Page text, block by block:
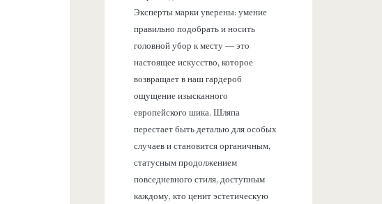
Эксперты марки уверены: умение
правильно подобрать и носить
головной убор к месту — это
настоящее искусство, которое
возвращает в наш гардероб
ощущение изысканного
европейского шика. Шляпа
перестает быть деталью для особых
случаев и становится органичным,
статусным продолжением
повседневного стиля, доступным
каждому, кто ценит эстетическую